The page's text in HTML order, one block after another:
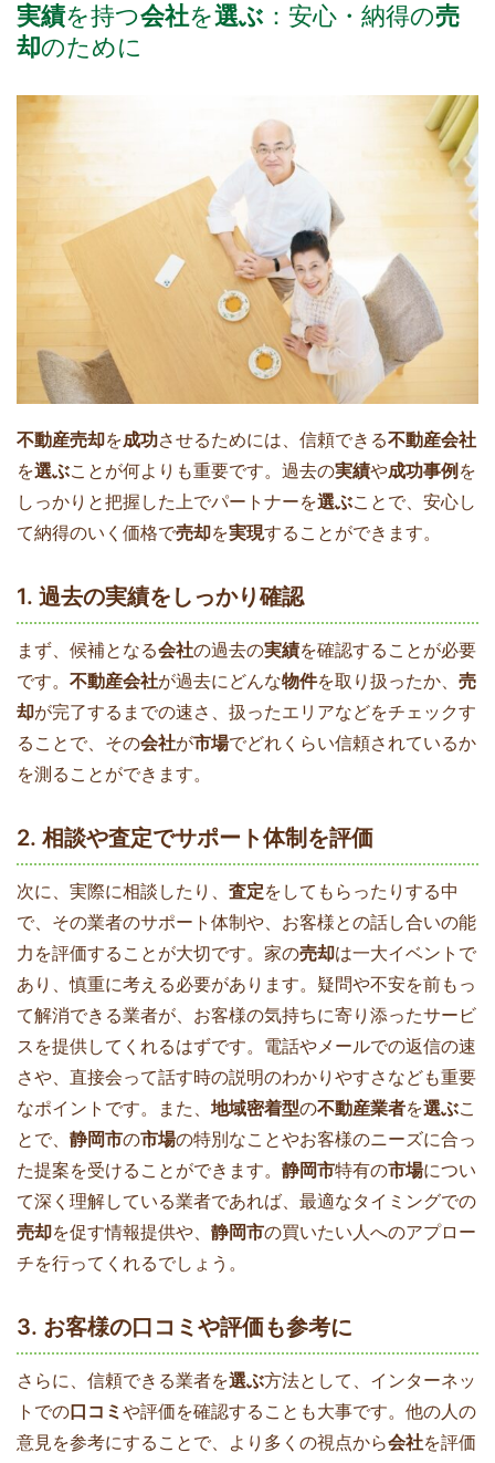
実績を持つ会社を選ぶ ：安心・納得の売
却のために
不動産売却を成功させるためには、信頼できる不動産会社
を選ぶことが何よりも重要です。過去の実績や成功事例 を
しっかりと把握した上でパートナーを選ぶことで、安心し
て納得のいく価格で売却を実現することができます。
1. 過去の実績をしっかり確認
まず、候補となる会社の過去の実績を確認することが必要
です。 不動産会社が過去にどんな物件を取り扱ったか、 売
却が完了するまでの速さ、扱ったエリアなどをチェックす
ることで、その会社が市場でどれくらい信頼されているか
を測ることができます。
2. 相談や査定でサポート体制を評価
次に、実際に相談したり、 査定をしてもらったりする中
で、その業者のサポート体制や、お客様との話し合いの能
力を評価することが大切です。家の売却は一大イベントで
あり、慎重に考える必要があります。疑問や不安を前もっ
て解消できる業者が、お客様の気持ちに寄り添ったサービ
スを提供してくれるはずです。電話やメールでの返信の速
さや、直接会って話す時の説明のわかりやすさなども重要
なポイントです。また、 地域密着型の不動産業者を選ぶこ
とで、 静岡市の市場の特別なことやお客様のニーズに合っ
た提案を受けることができます。 静岡市特有の市場につい
て深く理解している業者であれば、最適なタイミングでの
売却を促す情報提供や、 静岡市の買いたい人へのアプロー
チを行ってくれるでしょう。
3. お客様の口コミや評価も参考に
さらに、信頼できる業者を選ぶ方法として、インターネッ
トでの口コミ や評価を確認することも大事です。他の人の
意見を参考にすることで、より多くの視点から会社を評価